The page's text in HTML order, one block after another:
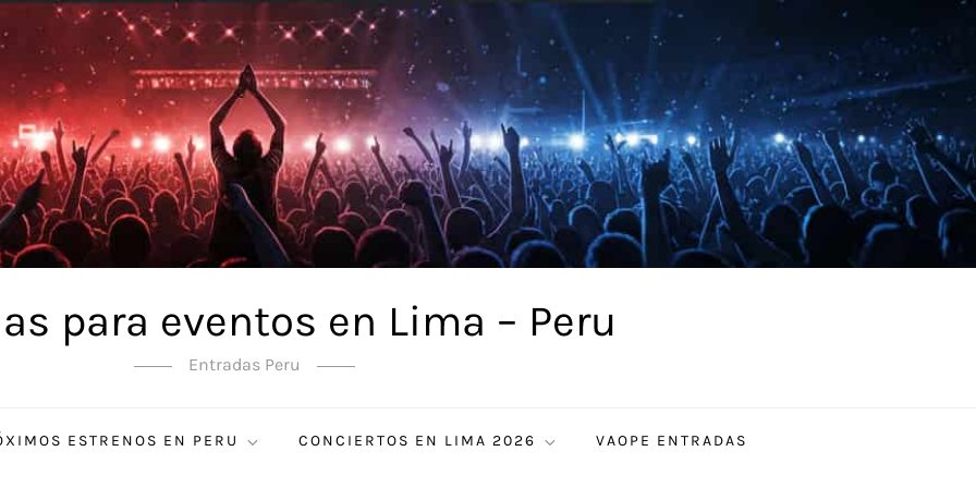
para eventos en Lima – Peru
Entradas Peru
ESTRENOS EN PERU CONCIERTOS EN LIMA 2026 VAOPE ENTRADAS